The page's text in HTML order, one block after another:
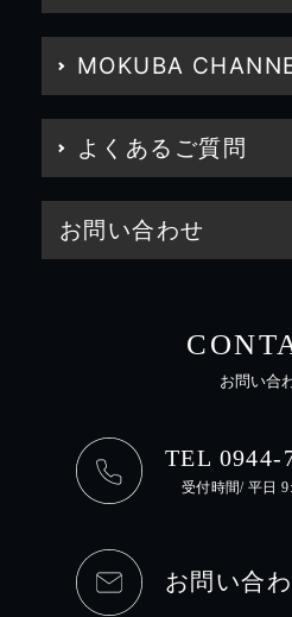
MOKUBA
よくあるご質問
お問い合わせ
お問い合
TEL 0944-
受付時間/ 平日
お問い合